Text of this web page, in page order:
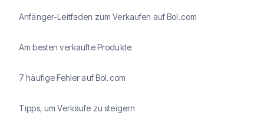
Anfänger-Leitfaden zum Verkaufen auf Bol.com
Am besten verkaufte Produkte
7 häufige Fehler auf Bol.com
Tipps, um Verkäufe zu steigern